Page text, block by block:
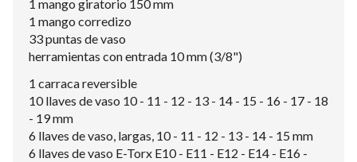
1 mango giratorio 150 mm
1 mango corredizo
33 puntas de vaso
herramientas con entrada 10 mm (3/8")
1 carraca reversible
10 llaves de vaso 10 - 11 - 12 - 13 - 14 - 15 - 16 - 17 - 18
- 19 mm
6 llaves de vaso, largas, 10 - 11 - 12 - 13 - 14 - 15 mm
6 llaves de vaso E-Torx E10 - E11 - E12 - E14 - E16 -